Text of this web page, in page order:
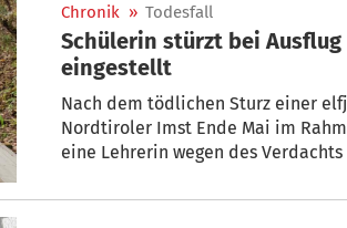
Chronik » Todesfall
Schülerin stürzt bei
eingestellt
Nach dem tödlichen Sturz einer
Nordtiroler Imst Ende Mai im
eine Lehrerin wegen des